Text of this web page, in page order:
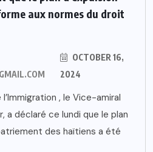
aux normes du droit
OCTOBER 16,
2024
, le Vice-amiral
a déclaré ce lundi que le plan
des haïtiens a été